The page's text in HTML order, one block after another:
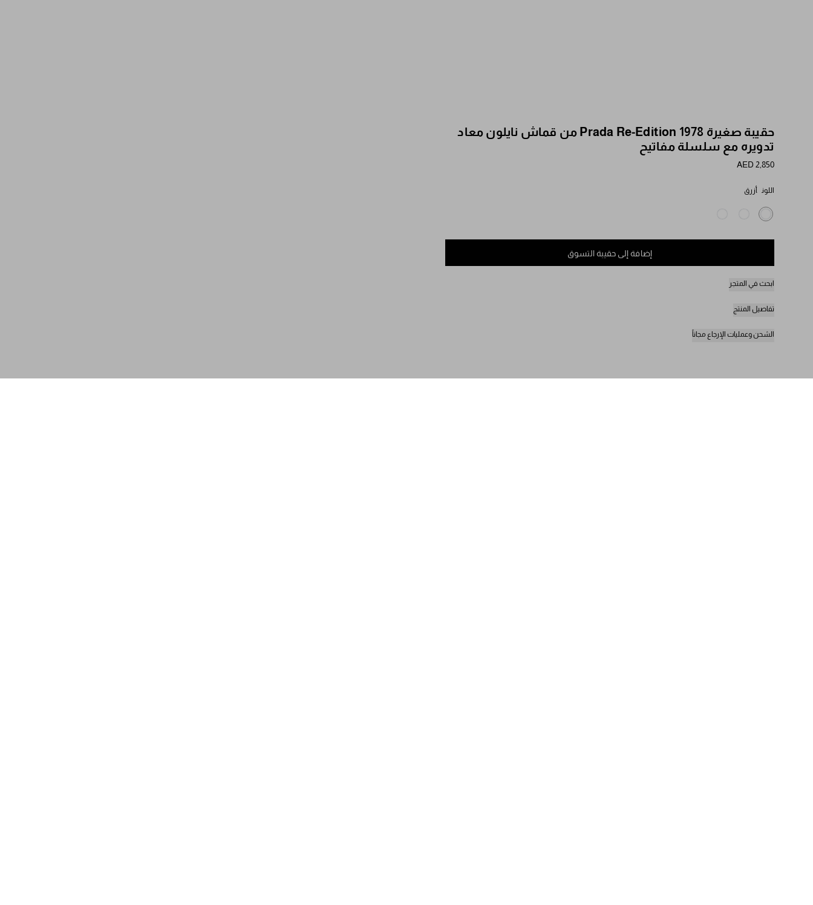
حقيبة صغيرة Prada Re-Edition 1978 من قماش نايلون معاد
تدويره مع سلسلة مفاتيح
AED 2,850
اللون أزرق
إضافة إلى حقيبة التسوق
ابحث في المتجر
تفاصيل المنتج
الشحن وعمليات الإرجاع مجاناً